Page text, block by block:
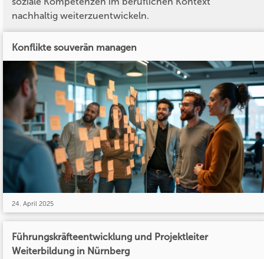
nachhaltig weiterzuentwickeln.
Konflikte souverän managen
24. April 2025
Führungskräfteentwicklung und Projektleiter
Weiterbildung in Nürnberg